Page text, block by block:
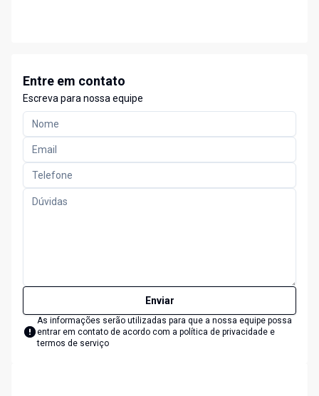
Entre em contato
Escreva para nossa equipe
Enviar
As informações serão utilizadas para que a nossa equipe possa
entrar em contato de acordo com a política de privacidade e
termos de serviço